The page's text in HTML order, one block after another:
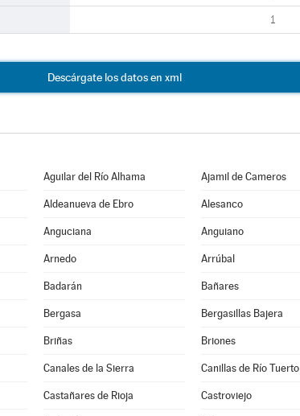
1
Descárgate los datos en xml
Aguilar del Río Alhama Ajamil de Cameros
Aldeanueva de Ebro Alesanco
Anguciana Anguiano
Arnedo Arrúbal
Badarán Bañares
Bergasa Bergasillas Bajera
Briñas Briones
Canales de la Sierra Canillas de Río Tuerto
Castañares de Rioja Castroviejo